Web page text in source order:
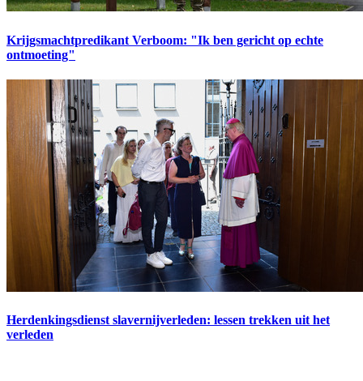
Krijgsmachtpredikant Verboom: "Ik ben gericht op echte
ontmoeting"
Herdenkingsdienst slavernijverleden: lessen trekken uit het
verleden